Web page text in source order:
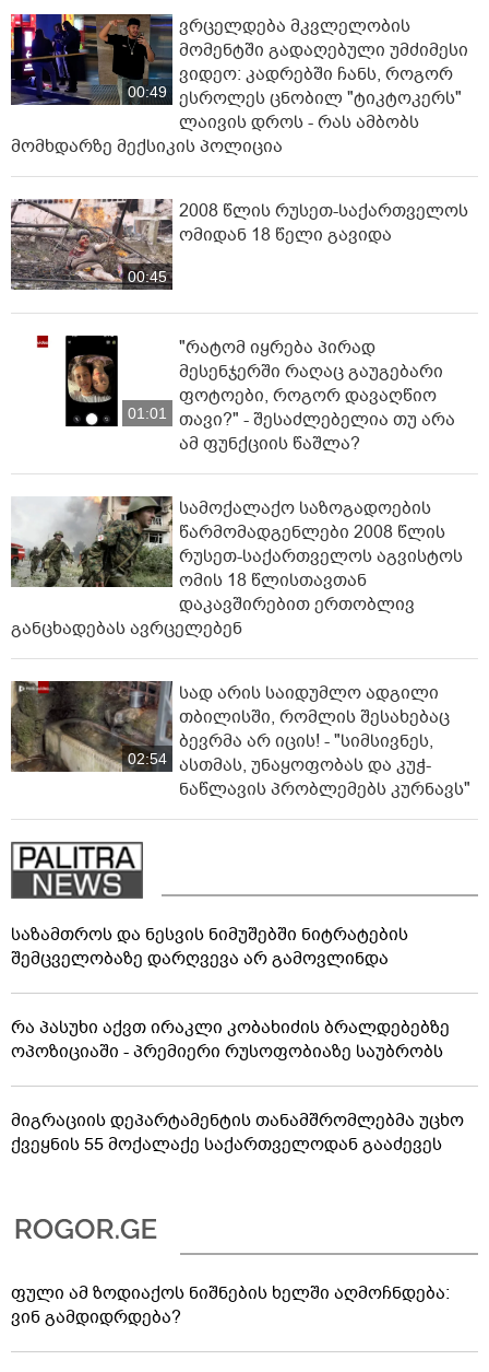
00:49
ვრცელდება მკვლელობის
მომენტში გადაღებული უმძიმესი
ვიდეო: კადრებში ჩანს, როგორ
ესროლეს ცნობილ "ტიკტოკერს"
ლაივის დროს - რას ამბობს
მომხდარზე მექსიკის პოლიცია
00:45
2008 წლის რუსეთ-საქართველოს
ომიდან 18 წელი გავიდა
01:01
"რატომ იყრება პირად
მესენჯერში რაღაც გაუგებარი
ფოტოები, როგორ დავაღწიო
თავი?" - შესაძლებელია თუ არა
ამ ფუნქციის წაშლა?
სამოქალაქო საზოგადოების
წარმომადგენლები 2008 წლის
რუსეთ-საქართველოს აგვისტოს
ომის 18 წლისთავთან
დაკავშირებით ერთობლივ
განცხადებას ავრცელებენ
02:54
სად არის საიდუმლო ადგილი
თბილისში, რომლის შესახებაც
ბევრმა არ იცის! - "სიმსივნეს,
ასთმას, უნაყოფობას და კუჭ-
ნაწლავის პრობლემებს კურნავს"
საზამთროს და ნესვის ნიმუშებში ნიტრატების
შემცველობაზე დარღვევა არ გამოვლინდა
რა პასუხი აქვთ ირაკლი კობახიძის ბრალდებებზე
ოპოზიციაში - პრემიერი რუსოფობიაზე საუბრობს
მიგრაციის დეპარტამენტის თანამშრომლებმა უცხო
ქვეყნის 55 მოქალაქე საქართველოდან გააძევეს
ფული ამ ზოდიაქოს ნიშნების ხელში აღმოჩნდება:
ვინ გამდიდრდება?